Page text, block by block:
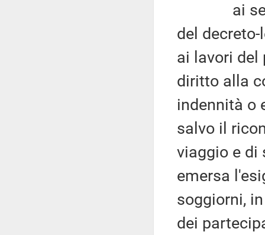
ai sensi
del
ai lavori del
diritto alla
indennità o
salvo il
viaggio e di
emersa
soggiorni,
dei